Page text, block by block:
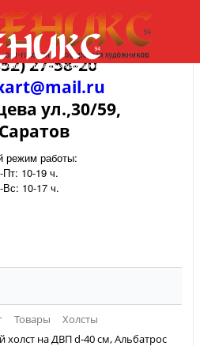
27-58-20
ул.,30/59,
Саратов
режим работы:
Пт: 10-19 ч.
10-17 ч.
Товары
Холсты
холст на ДВП d-40 см, Альбатрос